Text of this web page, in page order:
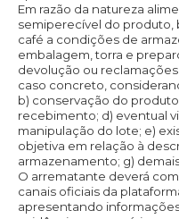
Em razão da natureza
semiperecível do produto,
café a condições de
embalagem, torra e
devolução ou
caso concreto,
b) conservação do
recebimento; d) eventual
manipulação do lote; e)
objetiva em relação à
armazenamento; g)
O arrematante deverá
canais oficiais da
apresentando